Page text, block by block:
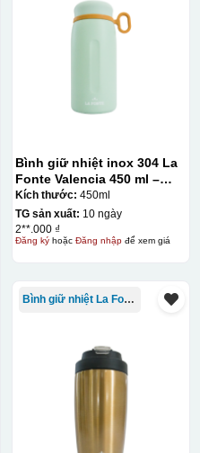
Độ bám dính lên bề
mặt vật liệu rất tốt,
đẹp, sắc nét, không
bị lem
phù hợp với nhu cầu.
Dán được lên nhiều
bề mặt, phẳng và
cong
Bình giữ nhiệt inox 304 La
Fonte Valencia 450 ml –
012355
Kích thước: 450ml
TG sản xuất: 10 ngày
2**.000 ₫
Đăng kýhoặc Đăng nhậpđể xem giá
Bình giữ nhiệt La Fonte